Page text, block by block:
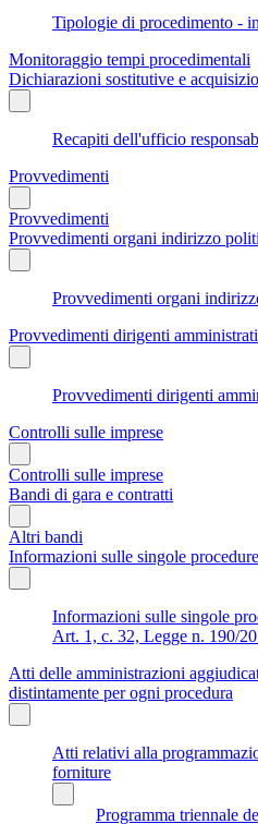
Tipologie di procedimento -
Monitoraggio tempi procedimentali
Dichiarazioni sostitutive e
Recapiti dell'ufficio
Provvedimenti
Provvedimenti
Provvedimenti organi indirizzo
Provvedimenti organi
Provvedimenti dirigenti
Provvedimenti dirigenti
Controlli sulle imprese
Controlli sulle imprese
Bandi di gara e contratti
Altri bandi
Informazioni sulle singole
Informazioni sulle singole
Art. 1, c. 32, Legge n. 190/
Atti delle amministrazioni
distintamente per ogni procedura
Atti relativi alla
forniture
Programma triennale